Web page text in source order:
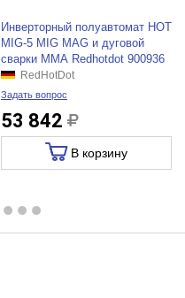
Инверторный полуавтомат HOT
MIG-5 MIG MAG и дуговой
сварки ММА Redhotdot 900936
RedHotDot
Задать вопрос
53 842
В корзину